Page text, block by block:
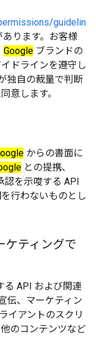
guidelin
ります。お客様
Google ブランドの
ドラインを遵守し
独自の裁量で判断
意します。
からの書面に
との提携、
認を示唆する API
行わないものとし
ケティングで
る API および関連
伝、マーケティン
イアントのスクリ
のコンテンツなど